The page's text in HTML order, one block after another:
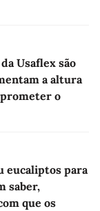
Usaflex são
a altura
o
eucaliptos para
saber,
que os